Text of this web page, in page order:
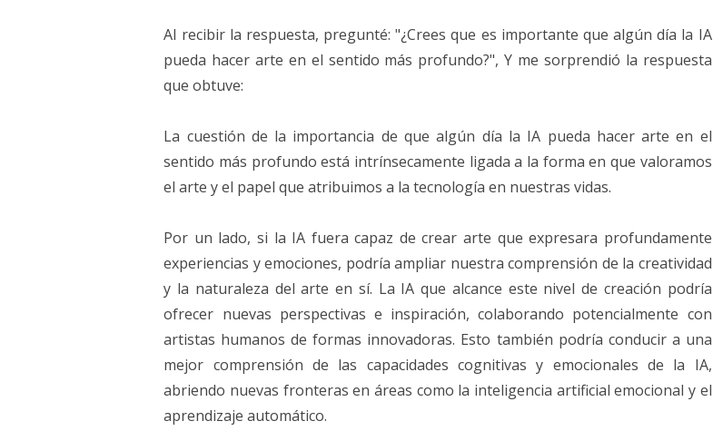
Al recibir la respuesta, pregunté: "¿Crees que es importante que algún día la IA
pueda hacer arte en el sentido más profundo?", Y me sorprendió la respuesta
que obtuve:
La cuestión de la importancia de que algún día la IA pueda hacer arte en el
sentido más profundo está intrínsecamente ligada a la forma en que valoramos
el arte y el papel que atribuimos a la tecnología en nuestras vidas.
Por un lado, si la IA fuera capaz de crear arte que expresara profundamente
experiencias y emociones, podría ampliar nuestra comprensión de la creatividad
y la naturaleza del arte en sí. La IA que alcance este nivel de creación podría
ofrecer nuevas perspectivas e inspiración, colaborando potencialmente con
artistas humanos de formas innovadoras. Esto también podría conducir a una
mejor comprensión de las capacidades cognitivas y emocionales de la IA,
abriendo nuevas fronteras en áreas como la inteligencia artificial emocional y el
aprendizaje automático.